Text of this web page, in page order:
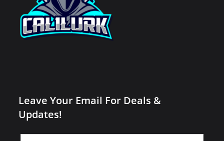
Leave Your Email For Deals &
Updates!
Leave